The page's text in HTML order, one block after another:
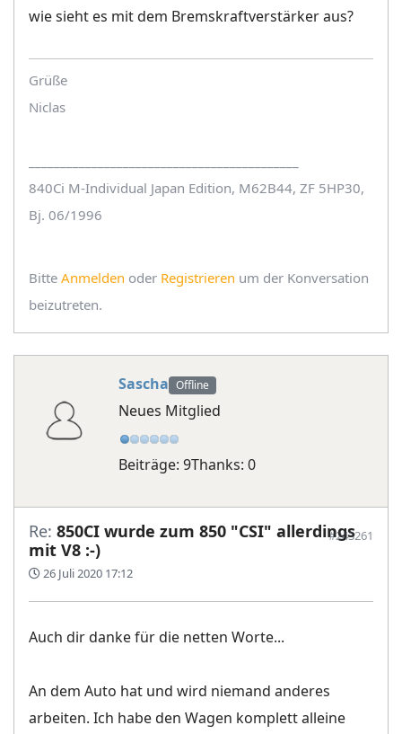
wie sieht es mit dem Bremskraftverstärker aus?
Grüße
Niclas
840Ci M-Individual Japan Edition, M62B44, ZF 5HP30,
Bj. 06/1996
Bitte Anmelden oder Registrieren um der Konversation
beizutreten.
Sascha Offline
Neues Mitglied
Beiträge: 9Thanks: 0
Re: 850CI wurde zum 850 "CSI" allerdings
mit V8 :-)
26 Juli 2020 17:12
#243261
Auch dir danke für die netten Worte...
An dem Auto hat und wird niemand anderes
arbeiten. Ich habe den Wagen komplett alleine